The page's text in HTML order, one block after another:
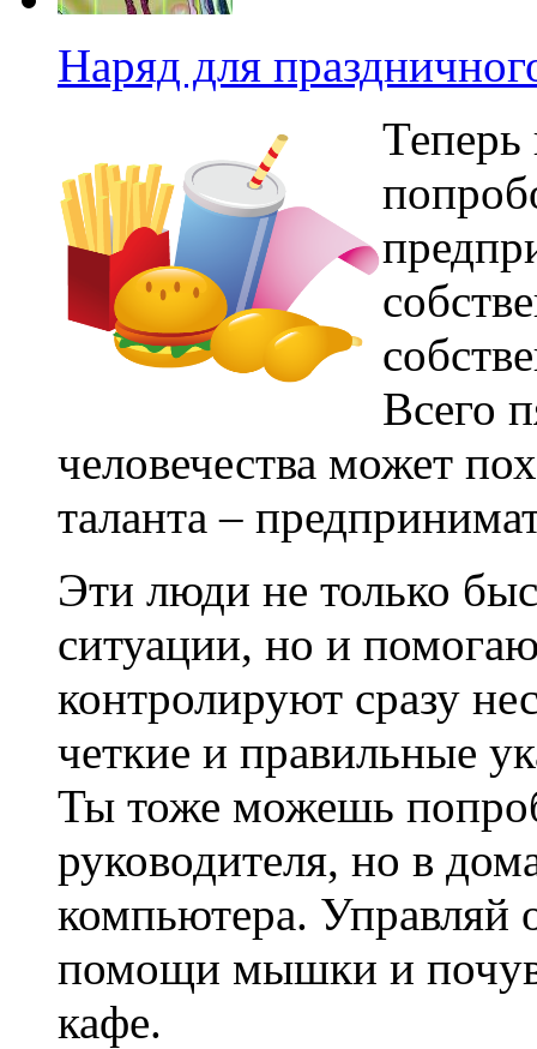
Наряд для
Всего
человечества может
таланта –
Эти люди не только
ситуации, но и
контролируют сразу
четкие и правильные
Ты тоже можешь
руководителя, но в
компьютера. Управляй
помощи мышки и
кафе.